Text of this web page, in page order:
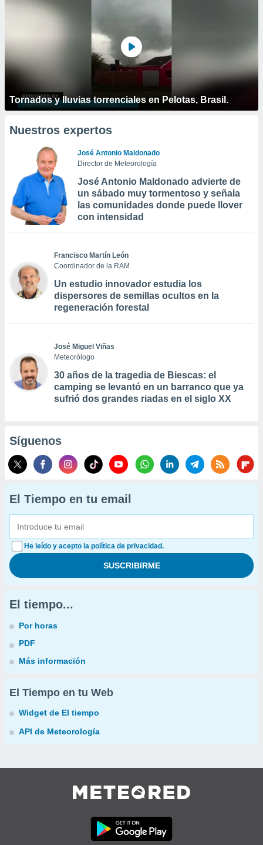
Tornados y lluvias torrenciales en Pelotas, Brasil.
Nuestros expertos
José Antonio Maldonado
Director de Meteorología
José Antonio Maldonado advierte de
un sábado muy tormentoso y señala
las comunidades donde puede llover
con intensidad
Francisco Martín León
Coordinador de la RAM
Un estudio innovador estudia los
dispersores de semillas ocultos en la
regeneración forestal
José Miguel Viñas
Meteorólogo
30 años de la tragedia de Biescas: el
camping se levantó en un barranco que ya
sufrió dos grandes riadas en el siglo XX
Síguenos
El Tiempo en tu email
He leído y acepto la política de privacidad.
El tiempo...
Por horas
PDF
Más información
El Tiempo en tu Web
Widget de El tiempo
API de Meteorología